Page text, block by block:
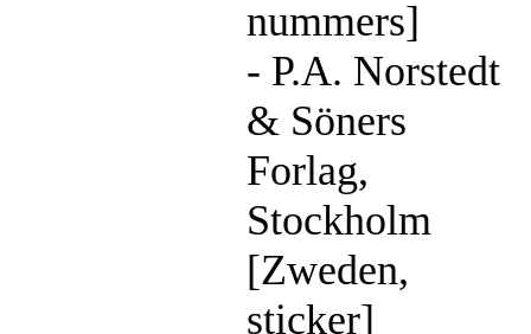
nummers]
- P.A. Norstedt
& Söners
Forlag,
Stockholm
[Zweden,
sticker]